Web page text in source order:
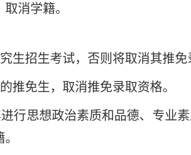
消学籍。
生招生考试，否则将取消其推免
推免生，取消推免录取资格。
行思想政治素质和品德、专业